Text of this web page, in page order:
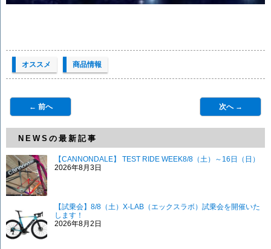
オススメ 商品情報
← 前へ 次へ →
NEWSの最新記事
【CANNONDALE】 TEST RIDE WEEK8/8（土）～16日（日）
2026年8月3日
【試乗会】8/8（土）X-LAB（エックスラボ）試乗会を開催いた
します！
2026年8月2日